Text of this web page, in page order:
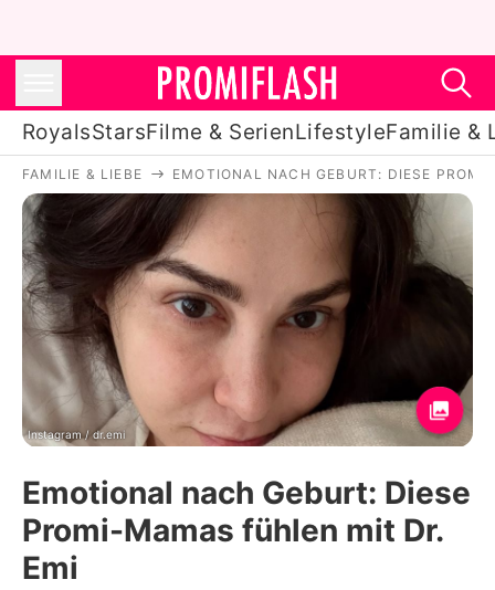
RoyalsStarsFilme & SerienLifestyleFamilie &
Royals
Filme & Serien
Lifestyle
Familie & Liebe
Promiflash Exklusiv
Alle Themen auf Promiflash
FAMILIE & LIEBE EMOTIONAL NACH GEBURT: DIESE
Instagram / dr.emi
Emotional nach Geburt: Diese
Promi-Mamas fühlen mit Dr.
Emi